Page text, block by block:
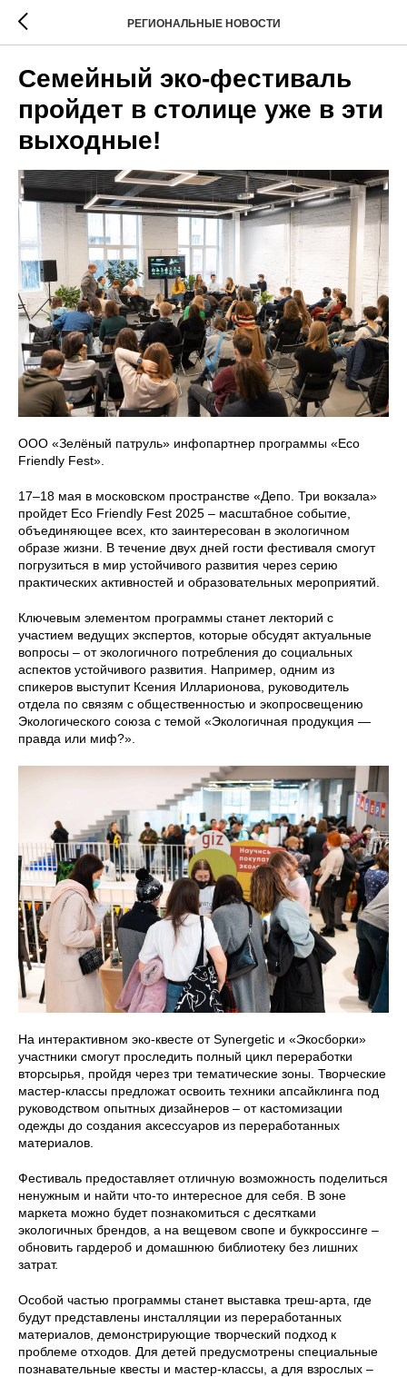
РЕГИОНАЛЬНЫЕ НОВОСТИ
Семейный эко-фестиваль
пройдет в столице уже в эти
выходные!
ООО «Зелёный патруль» инфопартнер программы «Eco
Friendly Fest».
17–18 мая в московском пространстве «Депо. Три вокзала»
пройдет Eco Friendly Fest 2025 – масштабное событие,
объединяющее всех, кто заинтересован в экологичном
образе жизни. В течение двух дней гости фестиваля смогут
погрузиться в мир устойчивого развития через серию
практических активностей и образовательных мероприятий.
Ключевым элементом программы станет лекторий с
участием ведущих экспертов, которые обсудят актуальные
вопросы – от экологичного потребления до социальных
аспектов устойчивого развития. Например, одним из
спикеров выступит Ксения Илларионова, руководитель
отдела по связям с общественностью и экопросвещению
Экологического союза с темой «Экологичная продукция —
правда или миф?».
На интерактивном эко-квесте от Synergetic и «Экосборки»
участники смогут проследить полный цикл переработки
вторсырья, пройдя через три тематические зоны. Творческие
мастер-классы предложат освоить техники апсайклинга под
руководством опытных дизайнеров – от кастомизации
одежды до создания аксессуаров из переработанных
материалов.
Фестиваль предоставляет отличную возможность поделиться
ненужным и найти что-то интересное для себя. В зоне
маркета можно будет познакомиться с десятками
экологичных брендов, а на вещевом свопе и буккроссинге –
обновить гардероб и домашнюю библиотеку без лишних
затрат.
Особой частью программы станет выставка треш-арта, где
будут представлены инсталляции из переработанных
материалов, демонстрирующие творческий подход к
проблеме отходов. Для детей предусмотрены специальные
познавательные квесты и мастер-классы, а для взрослых –